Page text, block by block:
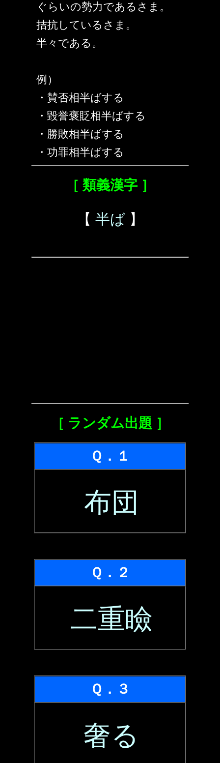
ぐらいの勢力であるさま。
拮抗しているさま。
半々である。
例）
・賛否相半ばする
・毀誉褒貶相半ばする
・勝敗相半ばする
・功罪相半ばする
［ 類義漢字 ］
【 半ば】
［ ランダム出題 ］
Ｑ．１
布団
Ｑ．２
二重瞼
Ｑ．３
奢る